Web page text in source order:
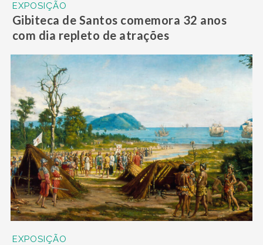
EXPOSIÇÃO
Gibiteca de Santos comemora 32 anos
com dia repleto de atrações
EXPOSIÇÃO